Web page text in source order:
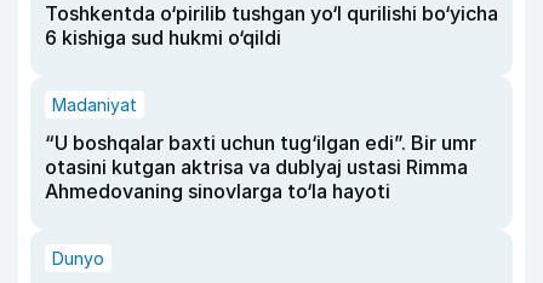
Toshkentda o‘pirilib tushgan yo‘l qurilishi bo‘yicha
6 kishiga sud hukmi o‘qildi
Madaniyat
“U boshqalar baxti uchun tug‘ilgan edi”. Bir umr
otasini kutgan aktrisa va dublyaj ustasi Rimma
Ahmedovaning sinovlarga to‘la hayoti
Dunyo